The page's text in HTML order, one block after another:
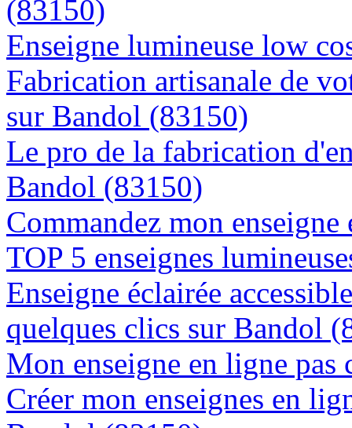
(83150)
Enseigne lumineuse low
Fabrication artisanale de
sur Bandol (83150)
Le pro de la fabrication
Bandol (83150)
Commandez mon
TOP 5 enseignes
Enseigne éclairée
quelques clics sur Bandol
Mon enseigne en ligne
Créer mon enseignes en